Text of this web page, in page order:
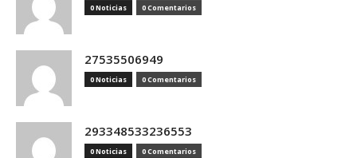
0 Noticias 0 Comentarios
27535506949
0 Noticias 0 Comentarios
293348533236553
0 Noticias 0 Comentarios